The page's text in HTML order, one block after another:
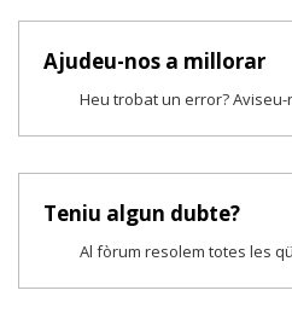
Ajudeu-nos a millorar
Heu trobat un error?
Teniu algun dubte?
Al fòrum resolem totes les